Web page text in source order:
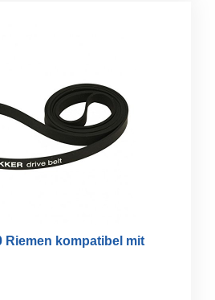
Riemen kompatibel mit